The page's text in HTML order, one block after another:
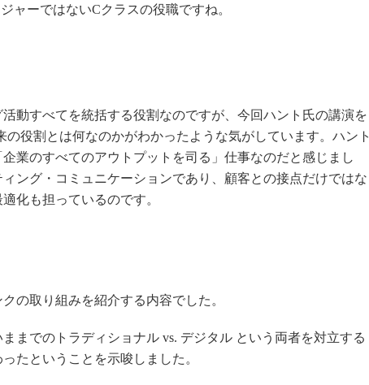
ャーではないCクラスの役職ですね。
動すべてを統括する役割なのですが、今回ハント氏の講演を
の役割とは何なのかがわかったような気がしています。ハント
業のすべてのアウトプットを司る」仕事なのだと感じまし
ング・コミュニケーションであり、顧客との接点だけではな
化も担っているのです。
の取り組みを紹介する内容でした。
までのトラディショナル vs. デジタル という両者を対立する
たということを示唆しました。